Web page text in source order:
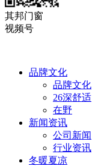
其邦门窗
视频号
品牌文化
品牌文化
26深舒适
在野
新闻资讯
公司新闻
行业资讯
冬暖夏凉